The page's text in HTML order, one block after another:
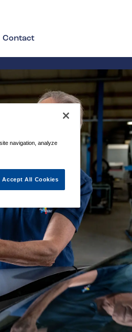
Contact
navigation, analyze
Accept All Cookies